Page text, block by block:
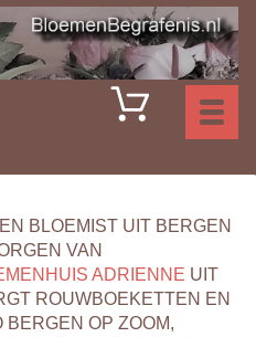
BLOEMIST UIT BERGEN
VAN
ADRIENNE UIT
ROUWBOEKETTEN EN
BERGEN OP ZOOM,